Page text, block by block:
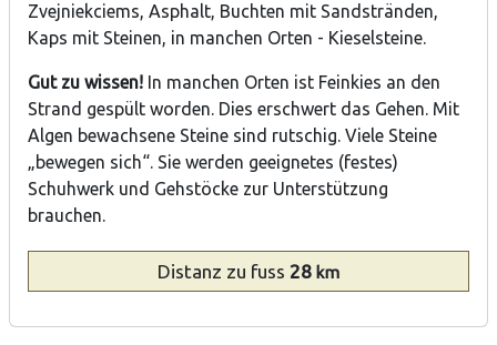
Zvejniekciems, Asphalt, Buchten mit Sandstränden,
Kaps mit Steinen, in manchen Orten - Kieselsteine.
Gut zu wissen! In manchen Orten ist Feinkies an den
Strand gespült worden. Dies erschwert das Gehen. Mit
Algen bewachsene Steine sind rutschig. Viele Steine
„bewegen sich“. Sie werden geeignetes (festes)
Schuhwerk und Gehstöcke zur Unterstützung
brauchen.
Distanz zu fuss 28 km